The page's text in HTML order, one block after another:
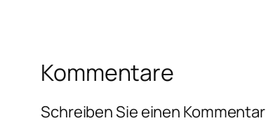
Kommentare
Schreiben Sie einen Kommentar